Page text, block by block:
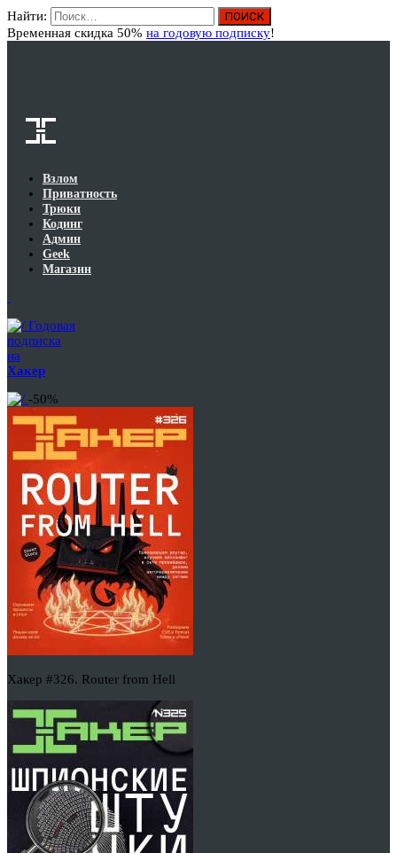
Найти:
Временная скидка 50% на годовую подписку!
Взлом
Приватность
Трюки
Кодинг
Админ
Geek
Магазин
Годовая
подписка
на
Хакер
-50%
Хакер #326. Router from Hell